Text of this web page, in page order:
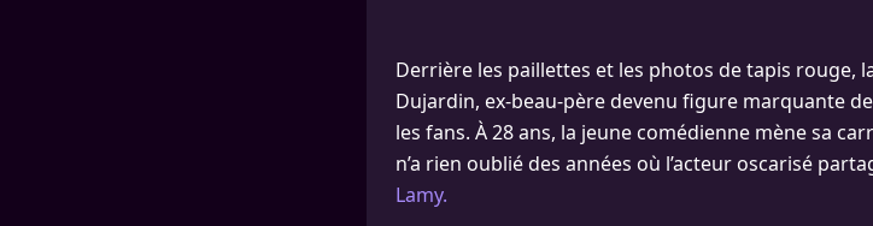
Derrière les paillettes et les photos de tapis rouge,
Dujardin, ex-beau-père devenu figure marquante
les fans. À 28 ans, la jeune comédienne mène sa
n’a rien oublié des années où l’acteur oscarisé
Lamy.